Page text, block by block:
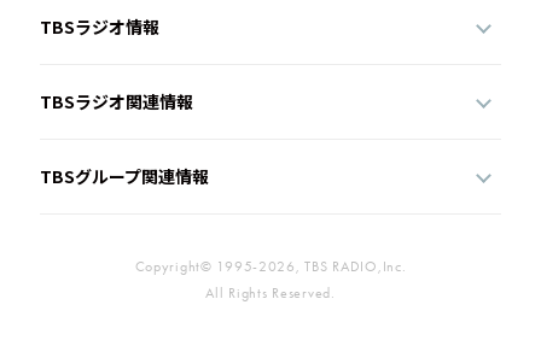
TBSラジオ情報
TBSラジオ関連情報
TBSグループ関連情報
Copyright© 1995-2026, TBS RADIO,Inc.
All Rights Reserved.